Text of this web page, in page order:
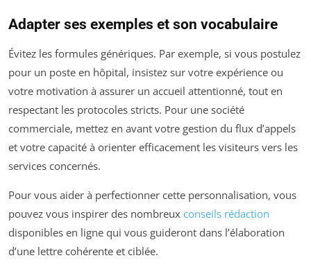
Adapter ses exemples et son vocabulaire
Évitez les formules génériques. Par exemple, si vous postulez
pour un poste en hôpital, insistez sur votre expérience ou
votre motivation à assurer un accueil attentionné, tout en
respectant les protocoles stricts. Pour une société
commerciale, mettez en avant votre gestion du flux d’appels
et votre capacité à orienter efficacement les visiteurs vers les
services concernés.
Pour vous aider à perfectionner cette personnalisation, vous
pouvez vous inspirer des nombreux conseils rédaction
disponibles en ligne qui vous guideront dans l’élaboration
d’une lettre cohérente et ciblée.